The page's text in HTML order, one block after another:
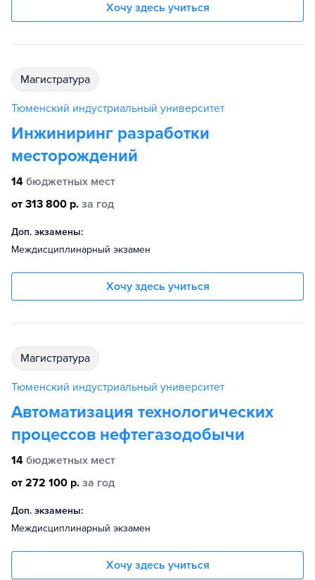
Хочу здесь учиться
магистратура
Тюменский индустриальный университет
Инжиниринг разработки
месторождений
14 бюджетных мест
от 313 800 р. за год
Доп. экзамены:
Междисциплинарный экзамен
Хочу здесь учиться
магистратура
Тюменский индустриальный университет
Автоматизация технологических
процессов нефтегазодобычи
14 бюджетных мест
от 272 100 р. за год
Доп. экзамены:
Междисциплинарный экзамен
Хочу здесь учиться